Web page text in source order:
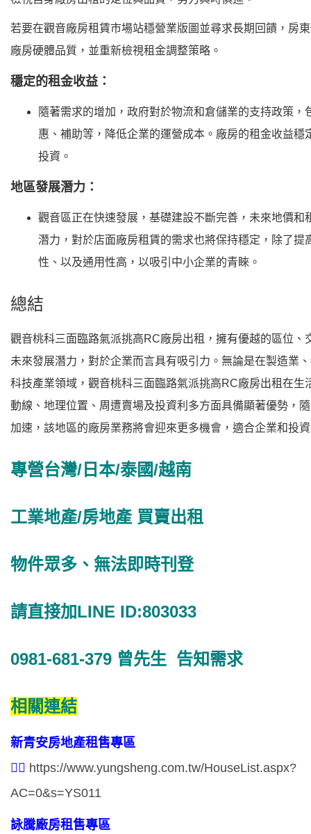
若要在觀音廠房租賃市場站穩營業版圖並尋求長期回饋，房
廠房硬體品質，並重新檢視租金調整策略。
穩定的租金收益：
隨著需求的增加，政府對於物流和倉儲業的支持政策，
惠、補助等，降低企業的運營成本。廠房的租金收益穩
投資。
地區發展潛力：
觀音區正在快速發展，基礎建設不斷完善，未來地價和
潛力，對於店面廠房租賃的需求也將保持穩定，除了提
性、以及通用性高，以吸引中小企業的青睞。
總結
觀音桃科三面臨路氣派挑高RC廠房出租，擁有優越的區位、
未來發展潛力，對於企業而言具有吸引力。無論是在製造業
科技產業領域，觀音桃科三面臨路氣派挑高RC廠房出租在生
動線、地理位置、周遭賣場及投資利多方面具備顯著優勢，
加速，該地區的廠房業務將會迎來更多機會，適合企業和投
專營台灣/日本/泰國/越南
工業地產/房地產 買賣出租
物件眾多、無法即時刊登
請直接加LINE ID:803033
0981-681-379 曾先生 告知需求
相關連結
新青安房地產租售專區
👉🏻 https://www.yungsheng.com.tw/HouseList.aspx?
AC=0&s=YS011
詠騰廠房租售專區